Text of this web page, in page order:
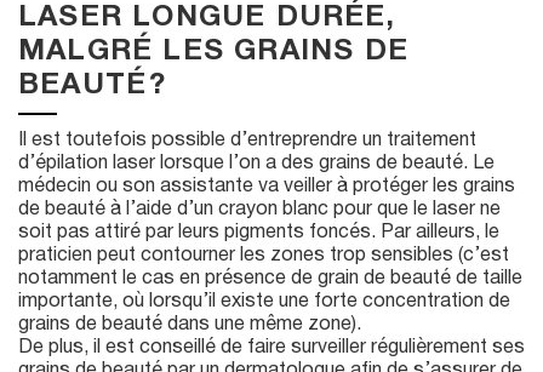
LASER LONGUE DURÉE,
MALGRÉ LES GRAINS DE
BEAUTÉ ?
Il est toutefois possible d’entreprendre un traitement
d’épilation laser lorsque l’on a des grains de beauté. Le
médecin ou son assistante va veiller à protéger les grains
de beauté à l’aide d’un crayon blanc pour que le laser ne
soit pas attiré par leurs pigments foncés. Par ailleurs, le
praticien peut contourner les zones trop sensibles (c’est
notamment le cas en présence de grain de beauté de taille
importante, où lorsqu’il existe une forte concentration de
grains de beauté dans une même zone).
De plus, il est conseillé de faire surveiller régulièrement ses